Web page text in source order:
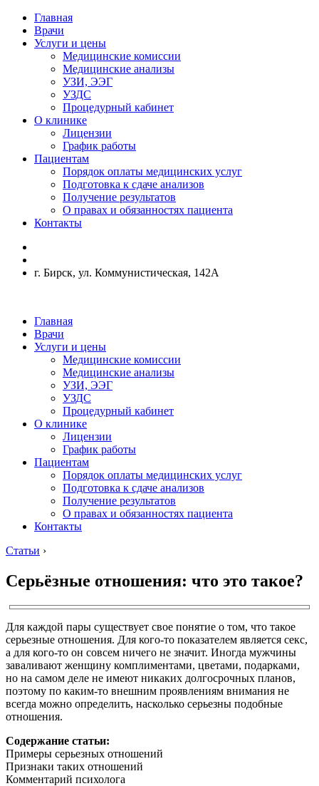
Главная
Врачи
Услуги и цены
Медицинские комиссии
Медицинские анализы
УЗИ, ЭЭГ
УЗДС
Процедурный кабинет
О клинике
Лицензии
График работы
Пациентам
Порядок оплаты медицинских услуг
Подготовка к сдаче анализов
Получение результатов
О правах и обязанностях пациента
Контакты
г. Бирск, ул. Коммунистическая, 142А
Главная
Врачи
Услуги и цены
Медицинские комиссии
Медицинские анализы
УЗИ, ЭЭГ
УЗДС
Процедурный кабинет
О клинике
Лицензии
График работы
Пациентам
Порядок оплаты медицинских услуг
Подготовка к сдаче анализов
Получение результатов
О правах и обязанностях пациента
Контакты
Статьи ›
Серьёзные отношения: что это такое?
Для каждой пары существует свое понятие о том, что такое
серьезные отношения. Для кого-то показателем является секс,
а для кого-то он совсем ничего не значит. Иногда мужчины
заваливают женщину комплиментами, цветами, подарками,
но на самом деле не имеют никаких долгосрочных планов,
поэтому по каким-то внешним проявлениям внимания не
всегда можно определить, насколько серьезны подобные
отношения.
Содержание статьи:
Примеры серьезных отношений
Признаки таких отношений
Комментарий психолога